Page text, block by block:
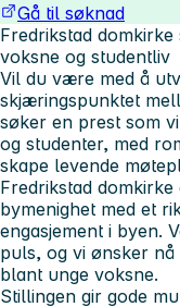
Gå til søknad
Fredrikstad
voksne og studentliv
Vil du være med å
skjæringspunktet
søker en prest som
og studenter, med
skape levende
Fredrikstad
bymenighet med et
engasjement i byen.
puls, og vi ønsker
blant unge voksne.
Stillingen gir gode